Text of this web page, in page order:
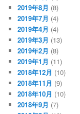
2019年8月 (8)
2019年7月 (4)
2019年4月 (4)
2019年3月 (13)
2019年2月 (8)
2019年1月 (11)
2018年12月 (10)
2018年11月 (9)
2018年10月 (10)
2018年9月 (7)